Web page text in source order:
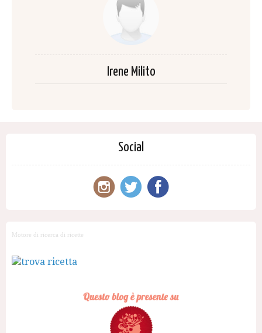
Irene Milito
Social
Motore di ricerca di ricette